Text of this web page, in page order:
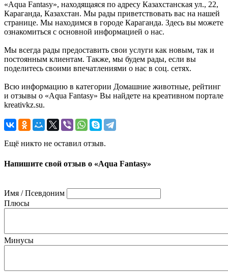
«Aqua Fantasy», находящаяся по адресу Казахстанская ул., 22,
Караганда, Казахстан. Мы рады приветствовать вас на нашей
странице. Мы находимся в городе Караганда. Здесь вы можете
ознакомиться с основной информацией о нас.
Мы всегда рады предоставить свои услуги как новым, так и
постоянным клиентам. Также, мы будем рады, если вы
поделитесь своими впечатлениями о нас в соц. сетях.
Всю информацию в категории Домашние животные, рейтинг
и отзывы о «Aqua Fantasy» Вы найдете на креативном портале
kreativkz.su.
Ещё никто не оставил отзыв.
Напишите свой отзыв о «Aqua Fantasy»
Имя / Псевдоним
Плюсы
Минусы